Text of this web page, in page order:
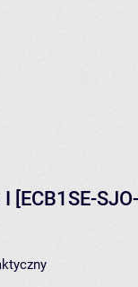
[ECB1SE-